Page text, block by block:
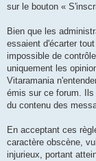
sur le bouton «
Bien que les
essaient d'écarter
impossible de
uniquement les
Vitaramania
émis sur ce forum. Ils
du contenu des
En acceptant ces
caractère obscène,
injurieux, portant